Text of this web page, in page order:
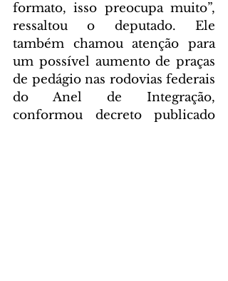
formato, isso preocupa muito”,
ressaltou o deputado. Ele
também chamou atenção para
um possível aumento de praças
de pedágio nas rodovias federais
do Anel de Integração,
conformou decreto publicado